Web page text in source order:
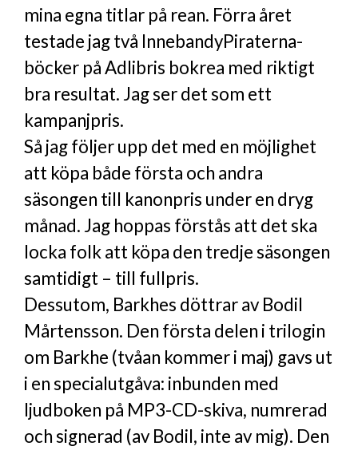
mina egna titlar på rean. Förra året
testade jag två InnebandyPiraterna-
böcker på Adlibris bokrea med riktigt
bra resultat. Jag ser det som ett
kampanjpris.
Så jag följer upp det med en möjlighet
att köpa både första och andra
säsongen till kanonpris under en dryg
månad. Jag hoppas förstås att det ska
locka folk att köpa den tredje säsongen
samtidigt – till fullpris.
Dessutom, Barkhes döttrar av Bodil
Mårtensson. Den första delen i trilogin
om Barkhe (tvåan kommer i maj) gavs ut
i en specialutgåva: inbunden med
ljudboken på MP3-CD-skiva, numrerad
och signerad (av Bodil, inte av mig). Den